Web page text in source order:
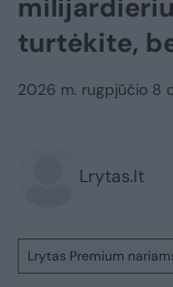
turtėkite,
2026 m. rugpjūčio 8
Lrytas.lt
Lrytas Premium